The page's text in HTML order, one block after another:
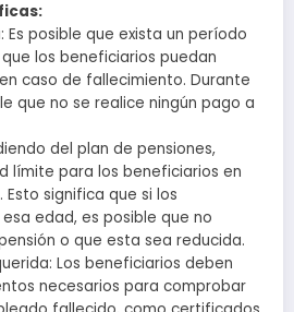
Es posible que exista un período
los beneficiarios puedan
caso de fallecimiento. Durante
que no se realice ningún pago a
del plan de pensiones,
límite para los beneficiarios en
significa que si los
edad, es posible que no
o que esta sea reducida.
Los beneficiarios deben
necesarios para comprobar